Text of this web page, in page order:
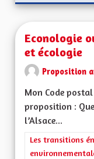
Econologie
et écologie
Proposition
Mon Code
proposition :
l’Alsace...
Filtrer les
Les transitions